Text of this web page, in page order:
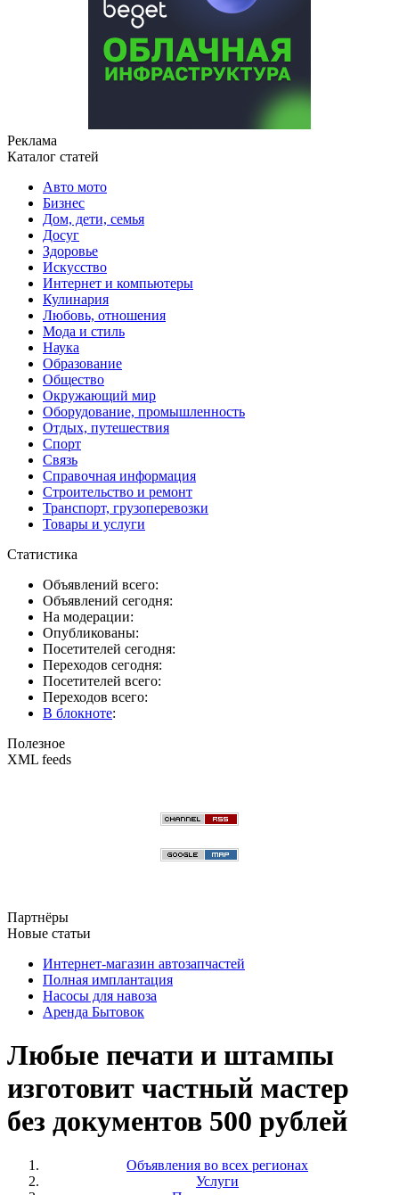
Реклама
Каталог статей
Авто мото
Бизнес
Дом, дети, семья
Досуг
Здоровье
Искусство
Интернет и компьютеры
Кулинария
Любовь, отношения
Мода и стиль
Наука
Образование
Общество
Окружающий мир
Оборудование, промышленность
Отдых, путешествия
Спорт
Связь
Справочная информация
Строительство и ремонт
Транспорт, грузоперевозки
Товары и услуги
Статистика
Объявлений всего:
Объявлений сегодня:
На модерации:
Опубликованы:
Посетителей сегодня:
Переходов сегодня:
Посетителей всего:
Переходов всего:
В блокноте:
Полезное
XML feeds
Партнёры
Новые статьи
Интернет-магазин автозапчастей
Полная имплантация
Насосы для навоза
Аренда Бытовок
Любые печати и штампы
изготовит частный мастер
без документов 500 рублей
Объявления во всех регионах
Услуги